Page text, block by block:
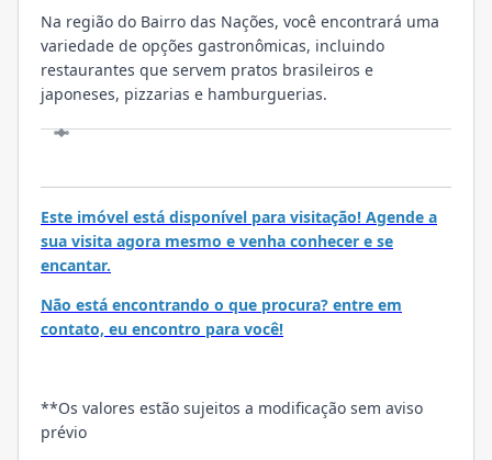
Na região do Bairro das Nações, você encontrará uma
variedade de opções gastronômicas, incluindo
restaurantes que servem pratos brasileiros e
japoneses, pizzarias e hamburguerias.
Este imóvel está disponível para visitação! Agende a
sua visita agora mesmo e venha conhecer e se
encantar.
Não está encontrando o que procura? entre em
contato, eu encontro para você!
**Os valores estão sujeitos a modificação sem aviso
prévio